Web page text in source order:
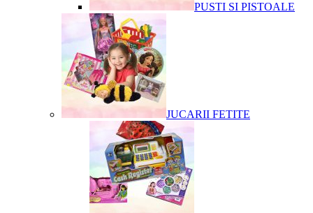
PUSTI SI PISTOALE
JUCARII FETITE